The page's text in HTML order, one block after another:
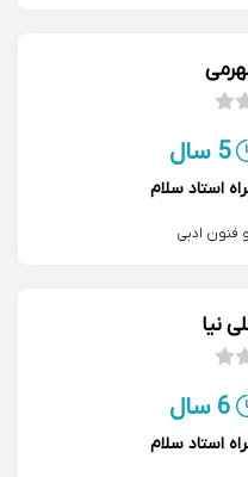
5 سال
استاد سلام
فنون ادبی
نیا
6 سال
استاد سلام